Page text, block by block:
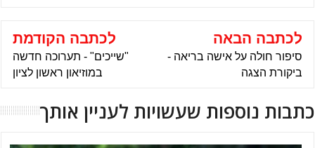
לכתבה הבאה
סיפור חולה על אישה בריאה -
ביקורת הצגה
לכתבה הקודמת
"שייכים" - תערוכה חדשה
במוזיאון ראשון לציון
כתבות נוספות שעשויות לעניין אותך